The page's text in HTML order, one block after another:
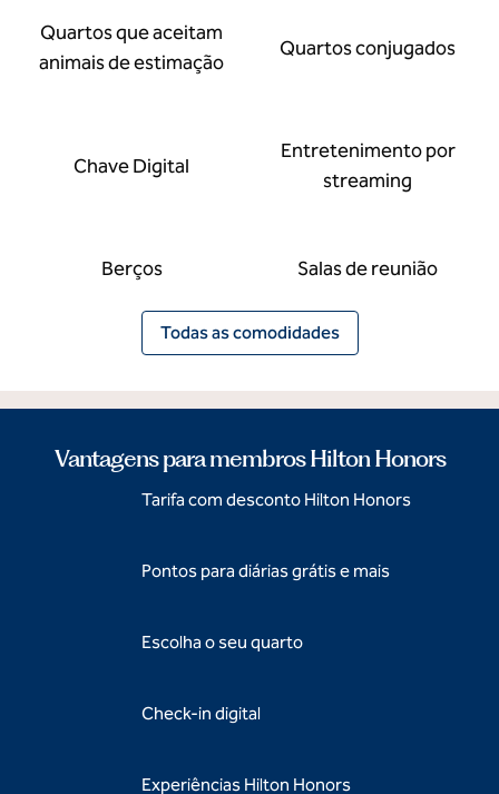
Quartos que aceitam
animais de estimação
Quartos conjugados
Chave Digital
Entretenimento por
streaming
Berços Salas de reunião
Todas as comodidades
Vantagens para membros Hilton Honors
Tarifa com desconto Hilton Honors
Pontos para diárias grátis e mais
Escolha o seu quarto
Check-in digital
Experiências Hilton Honors